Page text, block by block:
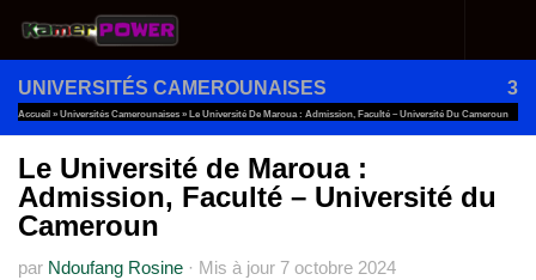
Au dessous du contenu
UNIVERSITÉS CAMEROUNAISES 3
Accueil » Universités Camerounaises » Le Université De Maroua : Admission, Faculté – Université Du Cameroun
Le Université de Maroua :
Admission, Faculté – Université du
Cameroun
par Ndoufang Rosine · Mis à jour 7 octobre 2024